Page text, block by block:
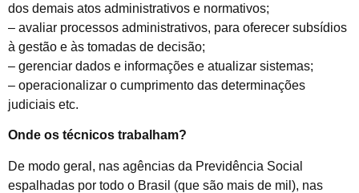
dos demais atos administrativos e normativos;
– avaliar processos administrativos, para oferecer subsídios
à gestão e às tomadas de decisão;
– gerenciar dados e informações e atualizar sistemas;
– operacionalizar o cumprimento das determinações
judiciais etc.
Onde os técnicos trabalham?
De modo geral, nas agências da Previdência Social
espalhadas por todo o Brasil (que são mais de mil), nas